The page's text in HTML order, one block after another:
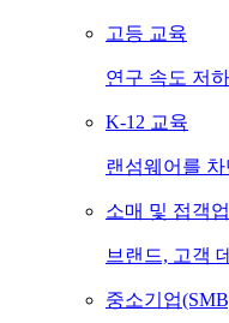
고등 교육
연구 속도 저
K-12 교육
랜섬웨어를
소매 및 접객업
브랜드, 고객
중소기업